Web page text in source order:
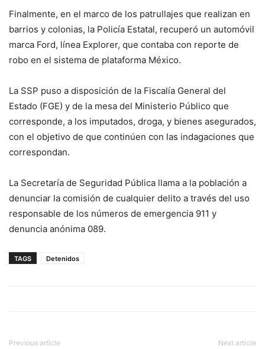
Finalmente, en el marco de los patrullajes que realizan en
barrios y colonias, la Policía Estatal, recuperó un automóvil
marca Ford, línea Explorer, que contaba con reporte de
robo en el sistema de plataforma México.
La SSP puso a disposición de la Fiscalía General del
Estado (FGE) y de la mesa del Ministerio Público que
corresponde, a los imputados, droga, y bienes asegurados,
con el objetivo de que continúen con las indagaciones que
correspondan.
La Secretaría de Seguridad Pública llama a la población a
denunciar la comisión de cualquier delito a través del uso
responsable de los números de emergencia 911 y
denuncia anónima 089.
TAGS Detenidos
Previous article Next article